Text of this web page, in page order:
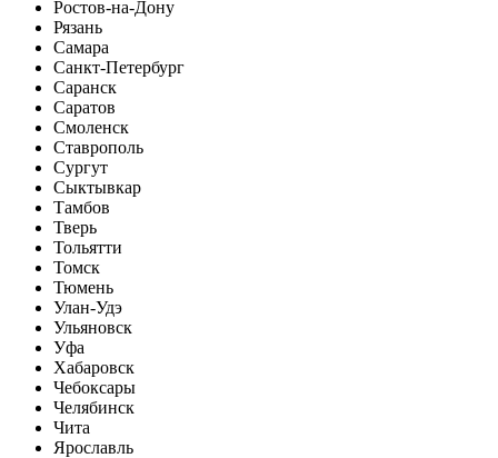
Ростов-на-Дону
Рязань
Самара
Санкт-Петербург
Саранск
Саратов
Смоленск
Ставрополь
Сургут
Сыктывкар
Тамбов
Тверь
Тольятти
Томск
Тюмень
Улан-Удэ
Ульяновск
Уфа
Хабаровск
Чебоксары
Челябинск
Чита
Ярославль